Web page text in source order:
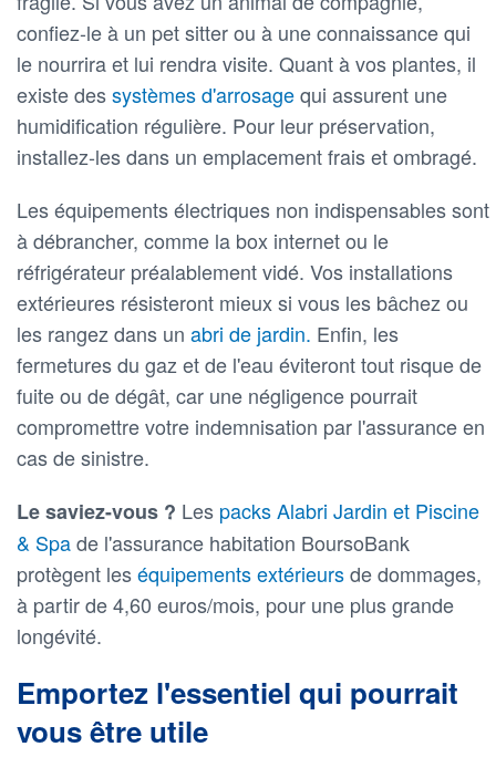
confiez-le à un pet sitter ou à une connaissance qui
le nourrira et lui rendra visite. Quant à vos plantes, il
existe dessystèmes d'arrosagequi assurent une
humidification régulière. Pour leur préservation,
installez-les dans un emplacement frais et ombragé.
Les équipements électriques non indispensables sont
à débrancher, comme la box internet ou le
réfrigérateur préalablement vidé. Vos installations
extérieures résisteront mieux si vous les bâchez ou
les rangez dans un abri de jardin. Enfin, les
fermetures du gaz et de l'eau éviteront tout risque de
fuite ou de dégât, car une négligence pourrait
compromettre votre indemnisation par l'assurance en
cas de sinistre.
Le saviez-vous ? Les packs Alabri Jardin et Piscine
& Spade l'assurance habitation BoursoBank
protègent leséquipements extérieursde dommages,
à partir de 4,60 euros/mois, pour une plus grande
longévité.
Emportez l'essentiel qui pourrait
vous être utile